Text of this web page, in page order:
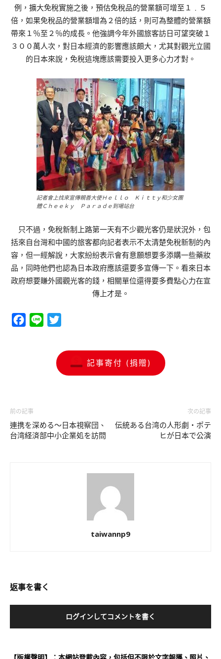
例，擴大免稅實施之後，預估免稅品的營業額可增至１﹒５
倍，如果免稅品的營業額增為２倍的話，則可為整體的營業額
帶來１％至２％的成長。他強調今年外國旅客訪日可望突破１
３００萬人次，對日本經濟的影響應該頗大，尤其對觀光立國
的日本來說，免稅這塊應該需要投入更多心力才對。
記者會上找來宣傳親善大使Ｈｅｌｌｏ Ｋｉｔｔｙ和少女團
體Ｃｈｅｅｋｙ Ｐａｒａｄｅ到場站台
只不過，免稅新制上路第一天有不少觀光客仍是狀況外，包
括來自台灣和中國的旅客都向記者表示不太清楚免稅新制的內
容，但一經解說，大家紛紛表示會有意願想要多添購一些藥妝
品，同時他們也認為日本政府應該還要多宣傳一下。看來日本
政府想要賺外國觀光客的錢，相關單位還得要多費點心力在宣
傳上才是。
Facebook
Line
記事寄付 (捐贈)
前の記事
連携を深める〜日本視察団、
台湾経済部中小企業処を訪問
次の記事
伝統ある台湾の人形劇・ポテ
ヒが日本で公演
taiwannp9
返事を書く
ログインしてコメントを書く